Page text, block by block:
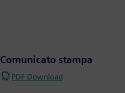
Comunicato stampa
PDF Download